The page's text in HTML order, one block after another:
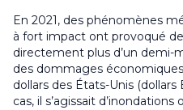
En 2021, des phénomènes
à fort impact ont provoqué
directement plus d’un demi-
des dommages
dollars des États-Unis (dollars
cas, il s’agissait